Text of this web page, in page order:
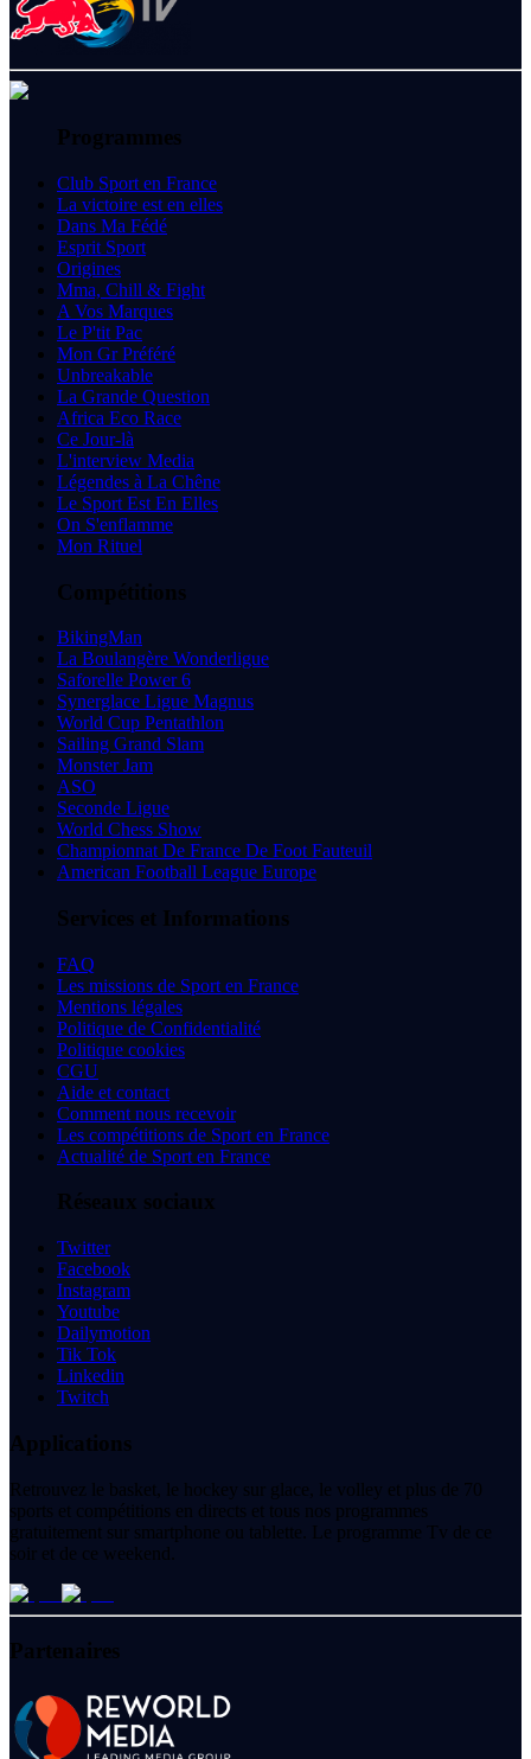
Programmes
Club Sport en France
La victoire est en elles
Dans Ma Fédé
Esprit Sport
Origines
Mma, Chill & Fight
A Vos Marques
Le P'tit Pac
Mon Gr Préféré
Unbreakable
La Grande Question
Africa Eco Race
Ce Jour-là
L'interview Media
Légendes à La Chêne
Le Sport Est En Elles
On S'enflamme
Mon Rituel
Compétitions
BikingMan
La Boulangère Wonderligue
Saforelle Power 6
Synerglace Ligue Magnus
World Cup Pentathlon
Sailing Grand Slam
Monster Jam
ASO
Seconde Ligue
World Chess Show
Championnat De France De Foot Fauteuil
American Football League Europe
Services et Informations
FAQ
Les missions de Sport en France
Mentions légales
Politique de Confidentialité
Politique cookies
CGU
Aide et contact
Comment nous recevoir
Les compétitions de Sport en France
Actualité de Sport en France
Réseaux sociaux
Twitter
Facebook
Instagram
Youtube
Dailymotion
Tik Tok
Linkedin
Twitch
Applications
Retrouvez le basket, le hockey sur glace, le volley et plus de 70
sports et compétitions en directs et tous nos programmes
gratuitement sur smartphone ou tablette. Le programme Tv de ce
soir et de ce weekend.
Partenaires